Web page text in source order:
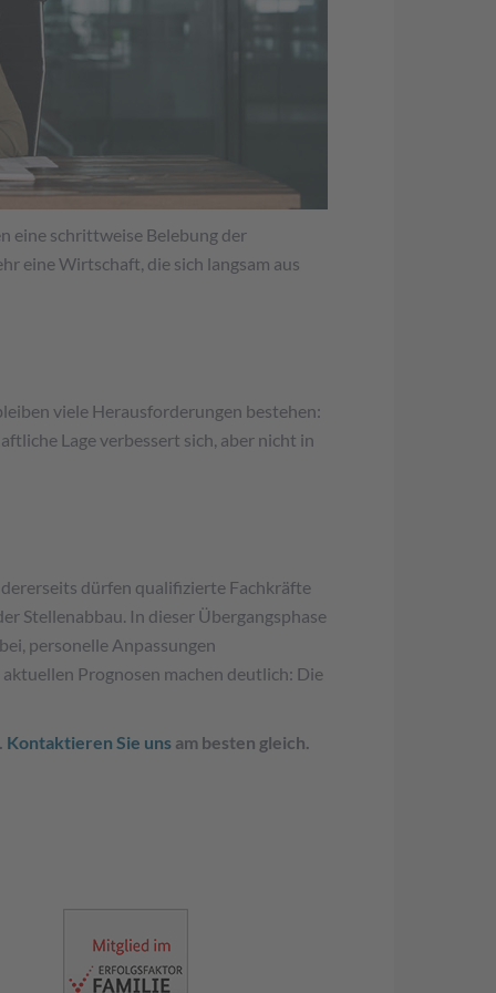
eine schrittweise Belebung der
eine Wirtschaft, die sich langsam aus
viele Herausforderungen bestehen:
Lage verbessert sich, aber nicht in
dürfen qualifizierte Fachkräfte
Stellenabbau. In dieser Übergangsphase
personelle Anpassungen
Prognosen machen deutlich: Die
Kontaktieren Sie uns am besten gleich.